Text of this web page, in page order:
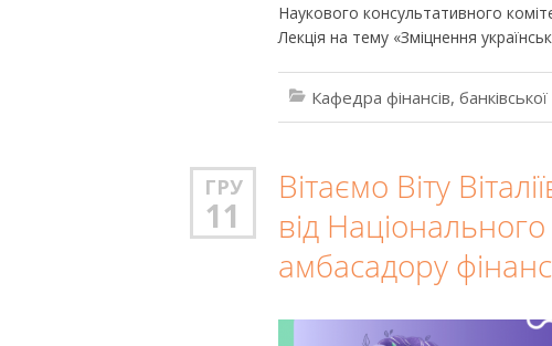
Наукового консультативного
Лекція на тему «Зміцнення
Кафедра фінансів,
ГРУ
11
Вітаємо Віту
від
амбасадору